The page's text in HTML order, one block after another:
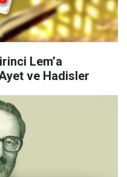
Lem’a
ve Hadisler